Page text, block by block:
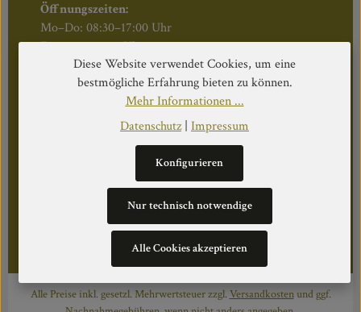
Öffnungszeiten:
Mo–Do: 08:30–17:00 Uhr
Fr: 08:30–12:30 Uhr
Cookie Einstellungen
Alle Preise inkl. gesetzl. Mehrwertsteuer zzgl.Versandkostenund ggf.
Diese Website verwendet Cookies, um eine
bestmögliche Erfahrung bieten zu können.
Mehr Informationen ...
Datenschutz| Impressum
Nur technisch notwendige
Konfigurieren
Alle Cookies akzeptieren